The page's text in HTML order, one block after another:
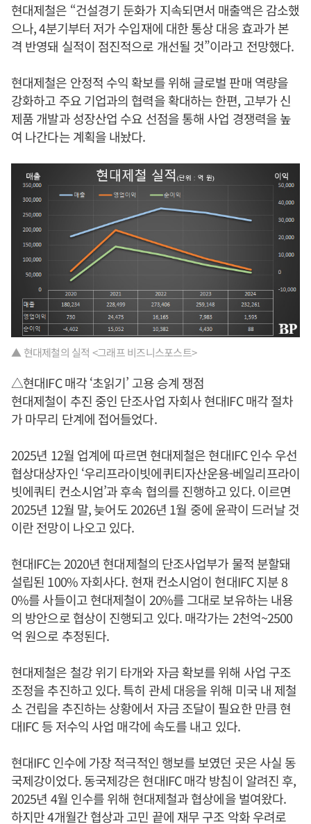
현대제철은 “건설경기 둔화가 지속되면서 매출액은 감소했
으나, 4분기부터 저가 수입재에 대한 통상 대응 효과가 본
격 반영돼 실적이 점진적으로 개선될 것”이라고 전망했다.
현대제철은 안정적 수익 확보를 위해 글로벌 판매 역량을
강화하고 주요 기업과의 협력을 확대하는 한편, 고부가 신
제품 개발과 성장산업 수요 선점을 통해 사업 경쟁력을 높
여 나간다는 계획을 내놨다.
▲ 현대제철의 실적 <그래프 비즈니스포스트>
△현대IFC 매각 ‘초읽기’ 고용 승계 쟁점
현대제철이 추진 중인 단조사업 자회사 현대IFC 매각 절차
가 마무리 단계에 접어들었다.
2025년 12월 업계에 따르면 현대제철은 현대IFC 인수 우선
협상대상자인 ‘우리프라이빗에퀴티자산운용-베일리프라이
빗에쿼티 컨소시엄’과 후속 협의를 진행하고 있다. 이르면
2025년 12월 말, 늦어도 2026년 1월 중에 윤곽이 드러날 것
이란 전망이 나오고 있다.
현대IFC는 2020년 현대제철의 단조사업부가 물적 분할돼
설립된 100% 자회사다. 현재 컨소시엄이 현대IFC 지분 8
0%를 사들이고 현대제철이 20%를 그대로 보유하는 내용
의 방안으로 협상이 진행되고 있다. 매각가는 2천억~2500
억 원으로 추정된다.
현대제철은 철강 위기 타개와 자금 확보를 위해 사업 구조
조정을 추진하고 있다. 특히 관세 대응을 위해 미국 내 제철
소 건립을 추진하는 상황에서 자금 조달이 필요한 만큼 현
대IFC 등 저수익 사업 매각에 속도를 내고 있다.
현대IFC 인수에 가장 적극적인 행보를 보였던 곳은 사실 동
국제강이었다. 동국제강은 현대IFC 매각 방침이 알려진 후,
2025년 4월 인수를 위해 현대제철과 협상에을 벌여왔다.
하지만 4개월간 협상과 고민 끝에 재무 구조 악화 우려로